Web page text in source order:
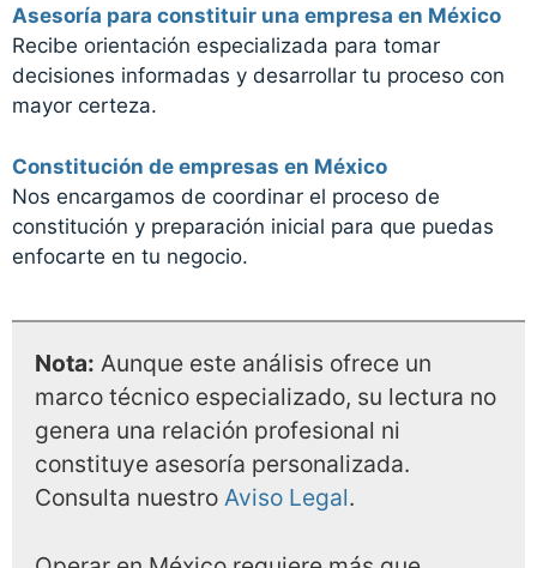
Asesoría para constituir una empresa en México
Recibe orientación especializada para tomar
decisiones informadas y desarrollar tu proceso con
mayor certeza.
Constitución de empresas en México
Nos encargamos de coordinar el proceso de
constitución y preparación inicial para que puedas
enfocarte en tu negocio.
Nota: Aunque este análisis ofrece un
marco técnico especializado, su lectura no
genera una relación profesional ni
constituye asesoría personalizada.
Consulta nuestroAviso Legal.